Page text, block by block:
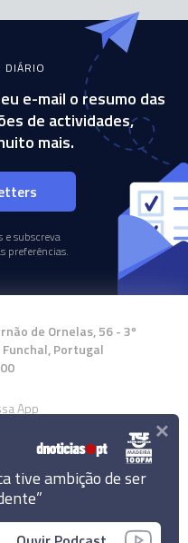
DIÁRIO
e-mail o resumo das
de actividades,
mais.
e subscreva
preferências.
de Ornelas, 56 - 3º
Portugal
App
Notícias, Lda.
tive ambição de ser
×